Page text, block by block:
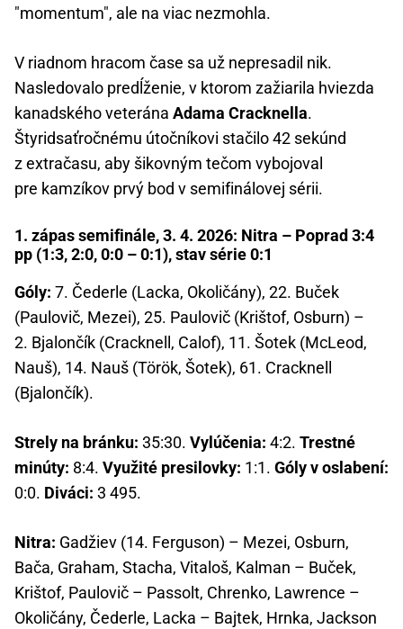
"momentum", ale na viac nezmohla.
V riadnom hracom čase sa už nepresadil nik.
Nasledovalo predĺženie, v ktorom zažiarila hviezda
kanadského veterána Adama Cracknella.
Štyridsaťročnému útočníkovi stačilo 42 sekúnd
z extračasu, aby šikovným tečom vybojoval
pre kamzíkov prvý bod v semifinálovej sérii.
1. zápas semifinále, 3. 4. 2026: Nitra – Poprad 3:4
pp (1:3, 2:0, 0:0 – 0:1), stav série 0:1
Góly: 7. Čederle (Lacka, Okoličány), 22. Buček
(Paulovič, Mezei), 25. Paulovič (Krištof, Osburn) –
2. Bjalončík (Cracknell, Calof), 11. Šotek (McLeod,
Nauš), 14. Nauš (Török, Šotek), 61. Cracknell
(Bjalončík).
Strely na bránku: 35:30. Vylúčenia: 4:2. Trestné
minúty: 8:4. Využité presilovky: 1:1. Góly v oslabení:
0:0. Diváci: 3 495.
Nitra: Gadžiev (14. Ferguson) – Mezei, Osburn,
Bača, Graham, Stacha, Vitaloš, Kalman – Buček,
Krištof, Paulovič – Passolt, Chrenko, Lawrence –
Okoličány, Čederle, Lacka – Bajtek, Hrnka, Jackson